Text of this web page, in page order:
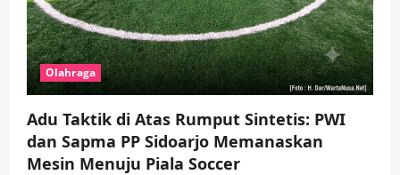
Olahraga
Adu Taktik di Atas Rumput Sintetis: PWI
dan Sapma PP Sidoarjo Memanaskan
Mesin Menuju Piala Soccer